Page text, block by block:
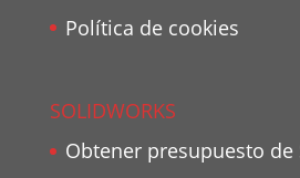
Política de cookies
SOLIDWORKS
Obtener presupuesto de